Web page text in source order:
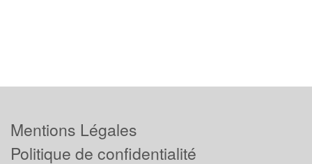
Mentions Légales
Politique de confidentialité